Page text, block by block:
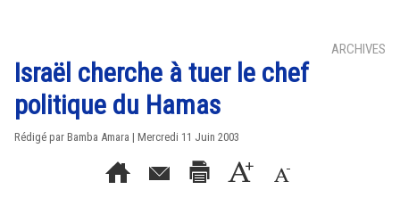
ARCHIVES
Israël cherche à tuer le chef
politique du Hamas
Rédigé par Bamba Amara | Mercredi 11 Juin 2003